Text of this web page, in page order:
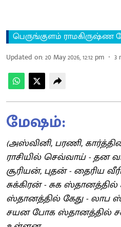
பெருங்குளம்
Updated on:20 May 2026, 12:12 pm 3
மேஷம்:
(அஸ்வினி, பரணி,
ராசியில் செவ்வாய் - தன
சூரியன், புதன் - தைரிய
சுக்கிரன் - சுக
ஸ்தானத்தில் கேது - லாப
சயன போக ஸ்தானத்தில்